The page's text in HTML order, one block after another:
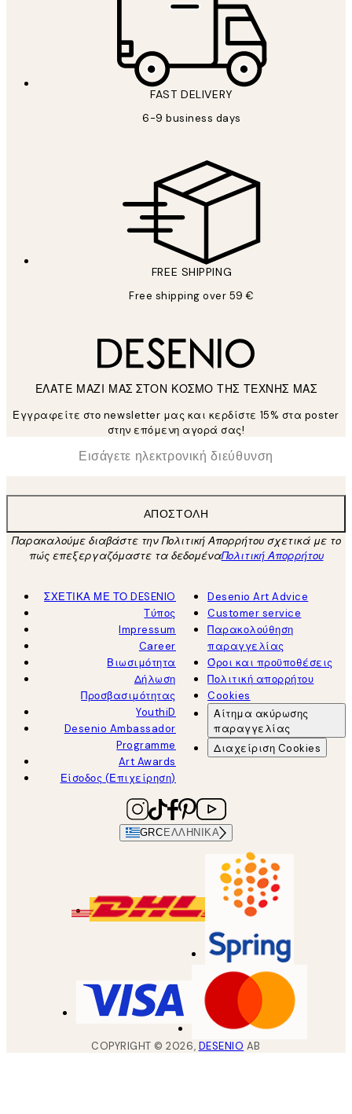
FAST DELIVERY
6-9 business days
FREE SHIPPING
Free shipping over 59 €
ΕΛΑΤΕ ΜΑΖΙ ΜΑΣ ΣΤΟΝ ΚΟΣΜΟ ΤΗΣ ΤΕΧΝΗΣ ΜΑΣ
Εγγραφείτε στο newsletter μας και κερδίστε 15% στα poster
στην επόμενη αγορά σας!
Ηλεκτρονική Διεύθυνση
ΑΠΟΣΤΟΛΉ
Παρακαλούμε διαβάστε την Πολιτική Απορρήτου σχετικά με το
πώς επεξεργαζόμαστε τα δεδομέναΠολιτική Απορρήτου
ΣΧΕΤΙΚΑ ΜΕ ΤΟ DESENIO
Τύπος
Impressum
Career
Βιωσιμότητα
Δήλωση
Προσβασιμότητας
YouthiD
Desenio Ambassador
Programme
Art Awards
Είσοδος (Επιχείρηση)
Desenio Art Advice
Customer service
Παρακολούθηση
παραγγελίας
Όροι και προϋποθέσεις
Πολιτική απορρήτου
Cookies
Αίτημα ακύρωσης
παραγγελίας
Διαχείριση Cookies
GRC ΕΛΛΗΝΙΚΆ
COPYRIGHT ©2026, DESENIO AB